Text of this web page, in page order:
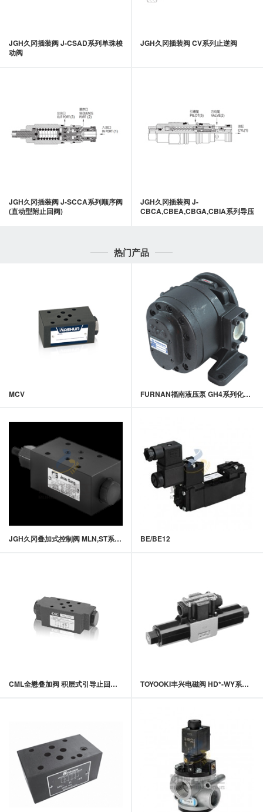
JGH久冈插装阀 J-CSAD系列单珠梭
动阀
JGH久冈插装阀 CV系列止逆阀
JGH久冈插装阀 J-SCCA系列顺序阀
(直动型附止回阀)
JGH久冈插装阀 J-
CBCA,CBEA,CBGA,CBIA系列导压
热门产品
MCV FURNAN福南液压泵 GH4系列化工(PU)计量泵
JGH久冈叠加式控制阀 MLN,ST系列叠加式缓冲阀 BE/BE12
CML全懋叠加阀 积层式引导止回阀 MPC-02,MPC-03系列 TOYOOKI丰兴电磁阀 HD*-WY系列电磁切换阀